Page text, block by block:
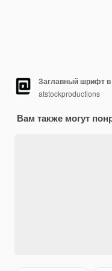
atstockproductions
Вам также могут